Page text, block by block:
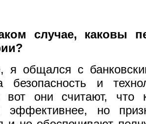
случае, каковы
общался с
безопасность и
вот они считают, что
эффективнее, но